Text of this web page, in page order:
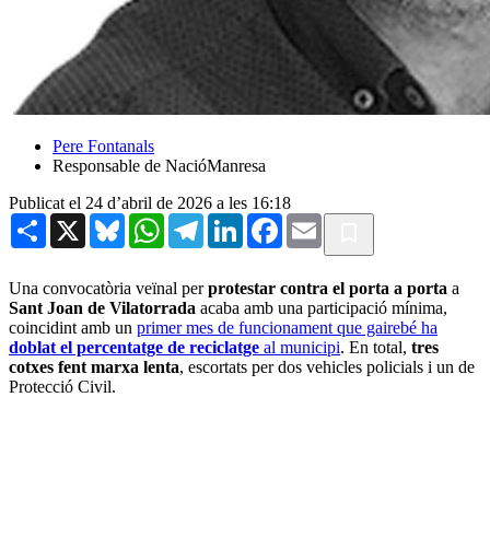
Pere Fontanals
Responsable de NacióManresa
Publicat el 24 d’abril de 2026 a les 16:18
Share X BlueskyWhatsAppTelegramLinkedInFacebook
Email
Una convocatòria veïnal perprotestar contra el porta a porta a
Sant Joan de Vilatorrada acaba amb una participació mínima,
coincidint amb un primer mes de funcionament que gairebé ha
doblat el percentatge de reciclatge al municipi. En total, tres
cotxes fent marxa lenta, escortats per dos vehicles policials i un de
Protecció Civil.